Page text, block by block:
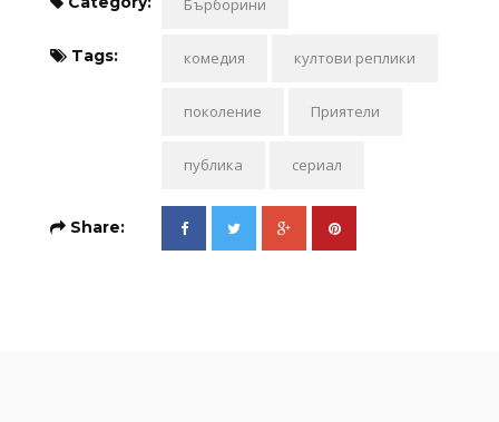
Бърборини
Tags: комедия култови реплики
поколение Приятели
публика сериал
Share: